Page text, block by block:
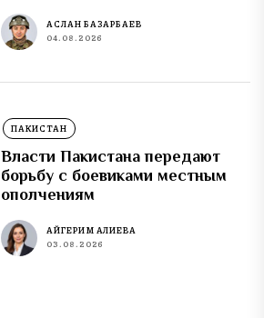
АСЛАН БАЗАРБАЕВ
04.08.2026
ПАКИСТАН
Власти Пакистана передают
борьбу с боевиками местным
ополчениям
АЙГЕРИМ АЛИЕВА
03.08.2026